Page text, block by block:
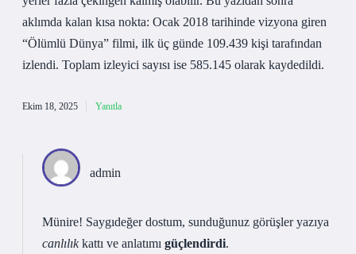
aklımda kalan kısa nokta: Ocak 2018 tarihinde vizyona giren
“Ölümlü Dünya” filmi, ilk üç günde 109.439 kişi tarafından
izlendi. Toplam izleyici sayısı ise 585.145 olarak kaydedildi.
Ekim 18, 2025 Yanıtla
admin
Münire! Saygıdeğer dostum, sunduğunuz görüşler yazıya
canlılıkkattı ve anlatımı güçlendirdi.